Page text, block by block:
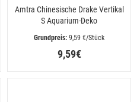
Amtra Chinesische Drake Vertikal
S Aquarium-Deko
9,59 €/Stück
9,59€